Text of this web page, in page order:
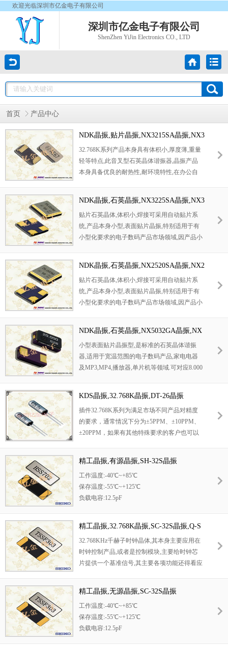
欢迎光临深圳市亿金电子有限公司
深圳市亿金电子有限公司
ShenZhen YiJin Electronics CO., LTD
首页 产品中心
NDK晶振,贴片晶振,NX3215SA晶振,NX3
215SE晶振,NX3215SA-32.768K-STD-M
UA-8晶振
32.768K系列产品本身具有体积小,厚度薄,重量
轻等特点,此音叉型石英晶体谐振器,晶振产品
本身具备优良的耐热性,耐环境特性,在办公自
度曲线要求,金属外壳的石英晶振使得产品在封
装时能发挥比陶瓷晶振外壳更好的耐冲击性能.
NDK晶振,石英晶振,NX3225SA晶振,NX3
225SC晶振,NX3225SA-24.000MHZ-STD
-CSR-1晶振
贴片石英晶体,体积小,焊接可采用自动贴片系
统,产品本身小型,表面贴片晶振,特别适用于有
小型化要求的电子数码产品市场领域,因产品小
品本身可发挥优良的电气特性,满足无铅焊接的
高温回流温度曲线要求.
NDK晶振,石英晶振,NX2520SA晶振,NX2
520SA-16MHZ-STD-CSW-4晶振
贴片石英晶体,体积小,焊接可采用自动贴片系
统,产品本身小型,表面贴片晶振,特别适用于有
小型化要求的电子数码产品市场领域,因产品小
品本身可发挥优良的电气特性,满足无铅焊接的
高温回流温度曲线要求.
NDK晶振,石英晶振,NX5032GA晶振,NX
5032GB晶振,NX5032GA-24.000000MHZ
-LN-CD-1晶振
小型表面贴片晶振型,是标准的石英晶体谐振
器,适用于宽温范围的电子数码产品,家电电器
及MP3,MP4,播放器,单片机等领域.可对应8.000
焊接的回流温度曲线要求.
KDS晶振,32.768K晶振,DT-26晶振
插件32.768K系列为满足市场不同产品对精度
的要求，通常情况下分为±5PPM、±10PPM、
±20PPM，如果有其他特殊要求的客户也可以
达到—40°到+70°的宽温要求。
精工晶振,有源晶振,SH-32S晶振
工作温度:-40℃~+85℃
保存温度:-55℃~+125℃
负载电容:12.5pF
片提供一个基准信号,其主要各项功能还得看应
用何种产品.32.768K石英晶体频率稳定性强,在
各种产品中面对不同环境其晶振都能够保持在
10PPM高精度.具有极强的抗震性能,在常规的
批生产的晶振在出厂时都会经过严格的检验,采
精工晶振,32.768K晶振,SC-32S晶振,Q-S
C32S03220C5AAAF晶振
32.768KHz千赫子时钟晶体,其本身主要应用在
时钟控制产品,或者是控制模块,主要给时钟芯
片提供一个基准信号,其主要各项功能还得看应
良的耐热性,耐环境特性,可发挥晶振优良的电
气特性,符合RoHS规定.
精工晶振,无源晶振,SC-32S晶振
工作温度:-40℃~+85℃
保存温度:-55℃~+125℃
负载电容:12.5pF